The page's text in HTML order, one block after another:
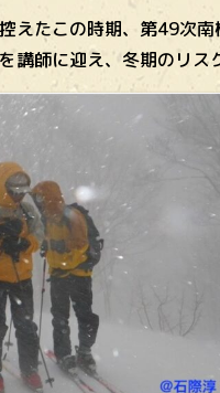
えたこの時期、第49次
講師に迎え、冬期のリス